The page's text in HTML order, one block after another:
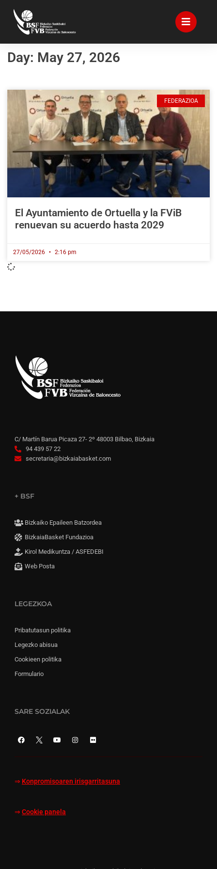
Day: May 27, 2026
FEDERAZIOA
El Ayuntamiento de Ortuella y la FViB
renuevan su acuerdo hasta 2029
27/05/2026 2:16 pm
C/ Martín Barua Picaza 27- 2º 48003 Bilbao, Bizkaia
94 439 57 22
secretaria@bizkaiabasket.com
+ BSF
Bizkaiko Epaileen Batzordea
BizkaiaBasket Fundazioa
Kirol Medikuntza / ASFEDEBI
Web Posta
LEGEZKOA
Pribatutasun politika
Legezko abisua
Cookieen politika
Formulario
SARE SOZIALAK
⇒ Konpromisoaren irisgarritasuna
⇒ Cookie panela